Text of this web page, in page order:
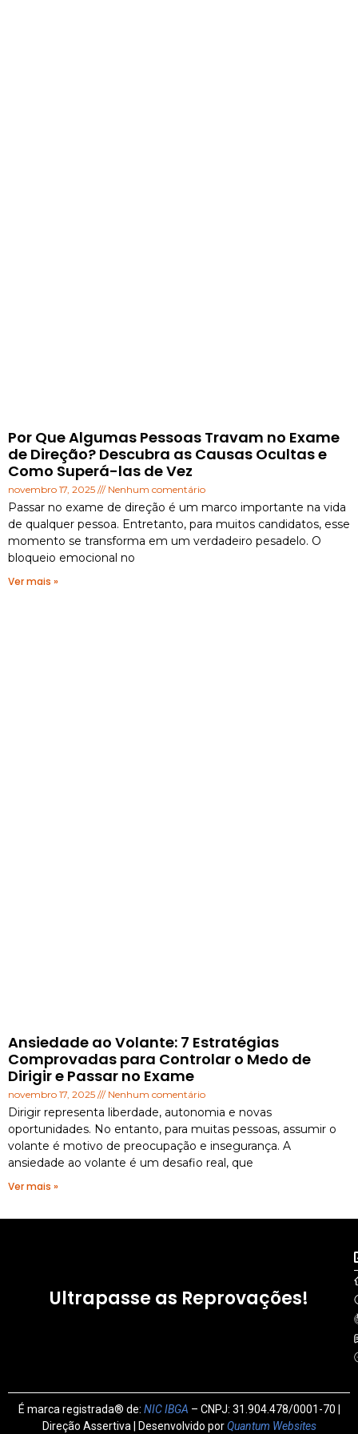
Por Que Algumas Pessoas Travam no Exame
de Direção? Descubra as Causas Ocultas e
Como Superá-las de Vez
novembro 17, 2025 Nenhum comentário
Passar no exame de direção é um marco importante na vida
de qualquer pessoa. Entretanto, para muitos candidatos, esse
momento se transforma em um verdadeiro pesadelo. O
bloqueio emocional no
Ver mais »
Ansiedade ao Volante: 7 Estratégias
Comprovadas para Controlar o Medo de
Dirigir e Passar no Exame
novembro 17, 2025 Nenhum comentário
Dirigir representa liberdade, autonomia e novas
oportunidades. No entanto, para muitas pessoas, assumir o
volante é motivo de preocupação e insegurança. A
ansiedade ao volante é um desafio real, que
Ver mais »
Ultrapasse as Reprovações!
É marca registrada® de: NIC IBGA – CNPJ: 31.904.478/0001-70 |
Direção Assertiva | Desenvolvido porQuantum Websites